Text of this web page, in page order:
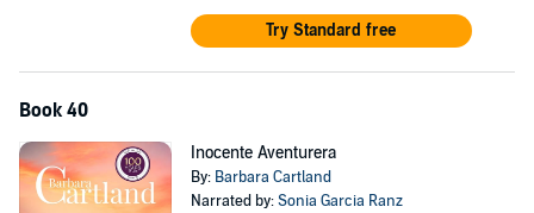
Try Standard free
Book 40
Inocente Aventurera
By: Barbara Cartland
Narrated by:Sonia Garcia Ranz